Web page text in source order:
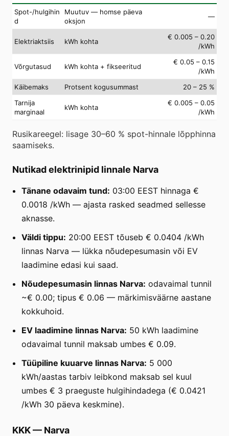
Spot-/hulgihin
d
Muutuv — homse päeva
oksjon
—
Elektriaktsiis kWh kohta
€ 0.005 – 0.20
/kWh
Võrgutasud kWh kohta + fikseeritud
€ 0.05 – 0.15
/kWh
Käibemaks
Protsent kogusummast
20 – 25 %
Tarnija
marginaal
kWh kohta
€ 0.005 – 0.05
/kWh
Rusikareegel: lisage 30–60 % spot-hinnale lõpphinna
saamiseks.
Nutikad elektrinipid linnale Narva
Tänane odavaim tund: 03:00 EEST hinnaga €
0.0018 /kWh — ajasta rasked seadmed sellesse
aknasse.
Väldi tippu: 20:00 EEST tõuseb € 0.0404 /kWh
linnas Narva — lükka nõudepesumasin või EV
laadimine edasi kui saad.
Nõudepesumasin linnas Narva: odavaimal tunnil
~€ 0.00; tipus € 0.06 — märkimisväärne aastane
kokkuhoid.
EV laadimine linnas Narva: 50 kWh laadimine
odavaimal tunnil maksab umbes € 0.09.
Tüüpiline kuuarve linnas Narva: 5 000
kWh/aastas tarbiv leibkond maksab sel kuul
umbes € 3 praeguste hulgihindadega (€ 0.0421
/kWh 30 päeva keskmine).
KKK— Narva